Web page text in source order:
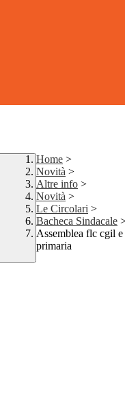
Home >
Novità >
Altre info >
Novità >
Le Circolari >
Bacheca Sindacale
Assemblea flc cgil
primaria